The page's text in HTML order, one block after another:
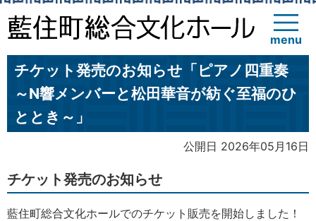
menu
チケット発売のお知らせ「ピアノ四重奏
～N響メンバーと松田華音が紡ぐ至福のひ
ととき～」
公開日 2026年05月16日
チケット発売のお知らせ
藍住町総合文化ホールでのチケット販売を開始しました！